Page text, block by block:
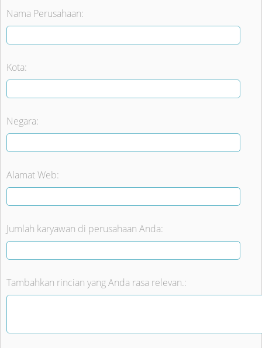
Nama Perusahaan:
Kota:
Negara:
Alamat Web:
Jumlah karyawan di perusahaan Anda:
Tambahkan rincian yang Anda rasa relevan.: